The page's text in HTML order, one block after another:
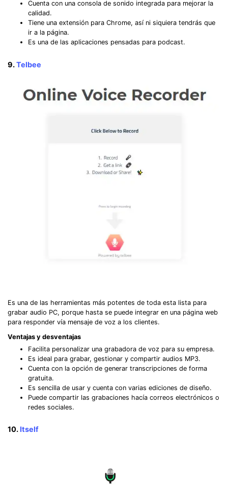
Cuenta con una consola de sonido integrada para mejorar la
calidad.
Tiene una extensión para Chrome, así ni siquiera tendrás que
ir a la página.
Es una de las aplicaciones pensadas para podcast.
9.Telbee
Es una de las herramientas más potentes de toda esta lista para
grabar audio PC, porque hasta se puede integrar en una página web
para responder vía mensaje de voz a los clientes.
Ventajas y desventajas
Facilita personalizar una grabadora de voz para su empresa.
Es ideal para grabar, gestionar y compartir audios MP3.
Cuenta con la opción de generar transcripciones de forma
gratuita.
Es sencilla de usar y cuenta con varias ediciones de diseño.
Puede compartir las grabaciones hacía correos electrónicos o
redes sociales.
10. Itself
Record Like a Pro, Edit
Record. Edit. Share. All with Filmora!